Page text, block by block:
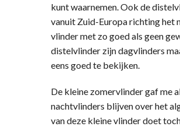
kunt waarnemen. Ook de
vanuit Zuid-Europa richting het
vlinder met zo goed als geen
distelvlinder zijn dagvlinders
eens goed te bekijken.
De kleine zomervlinder gaf me
nachtvlinders blijven over het
van deze kleine vlinder doet